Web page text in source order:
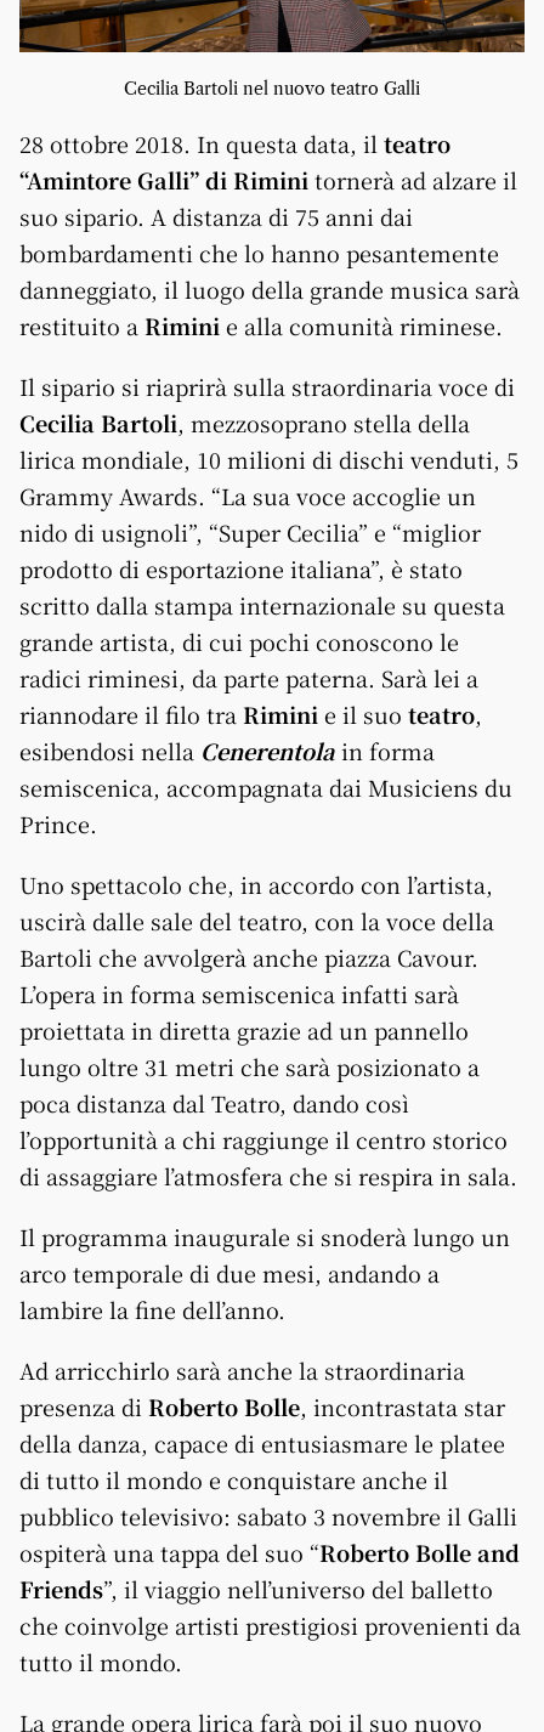
Cecilia Bartoli nel nuovo teatro Galli
28 ottobre 2018. In questa data, ilteatro
“Amintore Galli” di Riminitornerà ad alzare il
suo sipario. A distanza di 75 anni dai
bombardamenti che lo hanno pesantemente
danneggiato, il luogo della grande musica sarà
restituito aRiminie alla comunità riminese.
Il sipario si riaprirà sulla straordinaria voce di
Cecilia Bartoli, mezzosoprano stella della
lirica mondiale, 10 milioni di dischi venduti, 5
Grammy Awards. “La sua voce accoglie un
nido di usignoli”, “Super Cecilia” e “miglior
prodotto di esportazione italiana”, è stato
scritto dalla stampa internazionale su questa
grande artista, di cui pochi conoscono le
radici riminesi, da parte paterna. Sarà lei a
riannodare il filo traRiminie il suo teatro,
esibendosi nella Cenerentolain forma
semiscenica, accompagnata dai Musiciens du
Prince.
Uno spettacolo che, in accordo con l’artista,
uscirà dalle sale del teatro, con la voce della
Bartoli che avvolgerà anche piazza Cavour.
L’opera in forma semiscenica infatti sarà
proiettata in diretta grazie ad un pannello
lungo oltre 31 metri che sarà posizionato a
poca distanza dal Teatro, dando così
l’opportunità a chi raggiunge il centro storico
di assaggiare l’atmosfera che si respira in sala.
Il programma inaugurale si snoderà lungo un
arco temporale di due mesi, andando a
lambire la fine dell’anno.
Ad arricchirlo sarà anche la straordinaria
presenza diRoberto Bolle, incontrastata star
della danza, capace di entusiasmare le platee
di tutto il mondo e conquistare anche il
pubblico televisivo: sabato 3 novembre il Galli
ospiterà una tappa del suo “Roberto Bolle and
Friends”, il viaggio nell’universo del balletto
che coinvolge artisti prestigiosi provenienti da
tutto il mondo.
La grande opera lirica farà poi il suo nuovo